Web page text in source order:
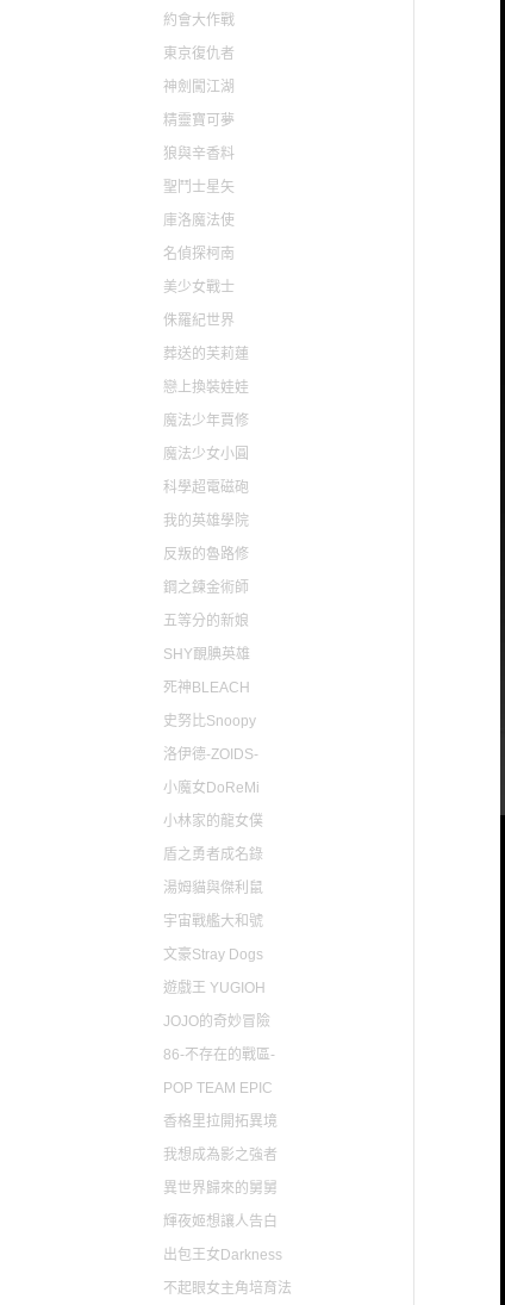
約會大作戰
東京復仇者
神劍闖江湖
精靈寶可夢
狼與辛香料
聖鬥士星矢
庫洛魔法使
名偵探柯南
美少女戰士
侏羅紀世界
葬送的芙莉蓮
戀上換裝娃娃
魔法少年賈修
魔法少女小圓
科學超電磁砲
我的英雄學院
反叛的魯路修
鋼之鍊金術師
五等分的新娘
SHY靦腆英雄
死神BLEACH
史努比Snoopy
洛伊德-ZOIDS-
小魔女DoReMi
小林家的龍女僕
盾之勇者成名錄
湯姆貓與傑利鼠
宇宙戰艦大和號
文豪Stray Dogs
遊戲王 YUGIOH
JOJO的奇妙冒險
86-不存在的戰區-
POP TEAM EPIC
香格里拉開拓異境
我想成為影之強者
異世界歸來的舅舅
輝夜姬想讓人告白
出包王女Darkness
不起眼女主角培育法